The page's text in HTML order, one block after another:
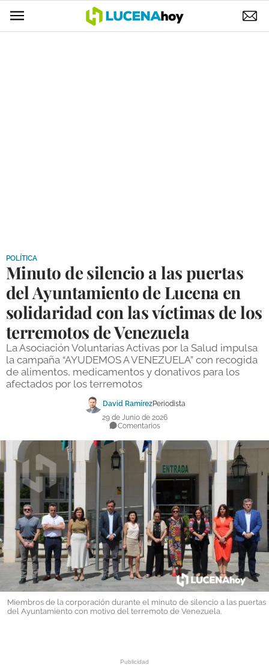
DEPORTES
COMPETICIONES
DEPORTE BASE
OPINIÓN
VENTANA CIUDADANA
SUBBÉTICA HOY
SALUD
OBRAS
NECROLÓGICAS
GALERÍAS
POLÍTICA
Minuto de silencio a las puertas
del Ayuntamiento de Lucena en
solidaridad con las víctimas de los
terremotos de Venezuela
La Asociación Voluntarias Activas por la Salud impulsa
la campaña “AYUDEMOS A VENEZUELA” con recogida
de alimentos, medicamentos y donativos para los
afectados por los terremotos
David RamírezPeriodista
29 de Junio de 2026
Comentarios
Miembros de la corporación durante el minuto de silencio a las puertas
del Ayuntamiento con motivo del terremoto de Venezuela.